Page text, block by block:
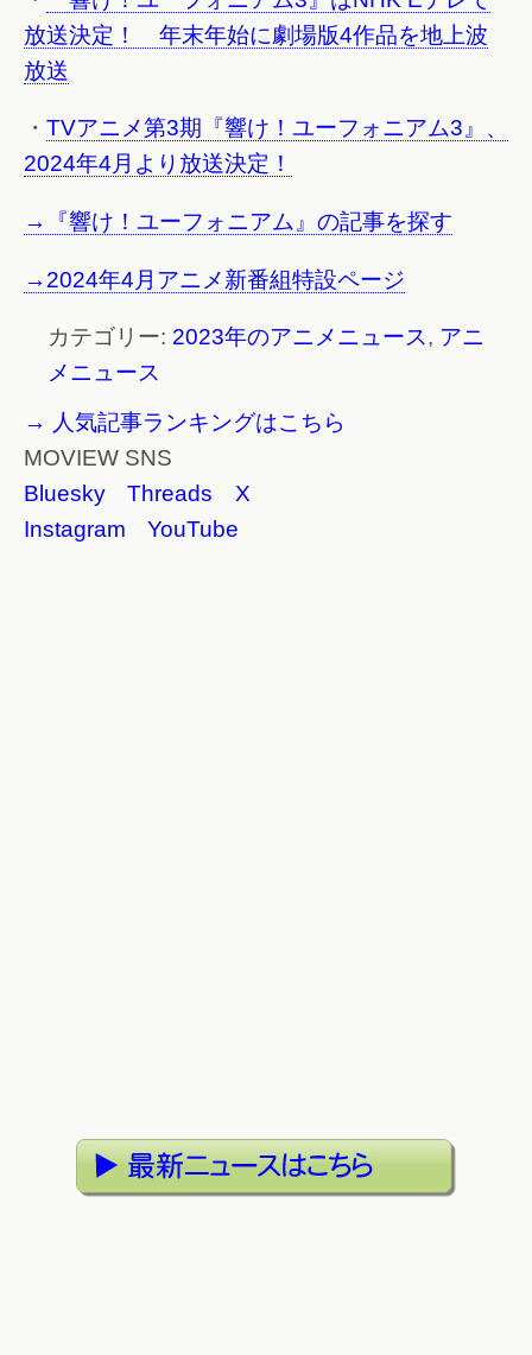
放送決定！ 年末年始に劇場版4作品を地上波
放送
・ TVアニメ第3期『響け！ユーフォニアム3』、
2024年4月より放送決定！
→『響け！ユーフォニアム』の記事を探す
→2024年4月アニメ新番組特設ページ
カテゴリー: 2023年のアニメニュース, アニ
メニュース
→ 人気記事ランキングはこちら
MOVIEW SNS
Bluesky
Threads
X
Instagram
YouTube